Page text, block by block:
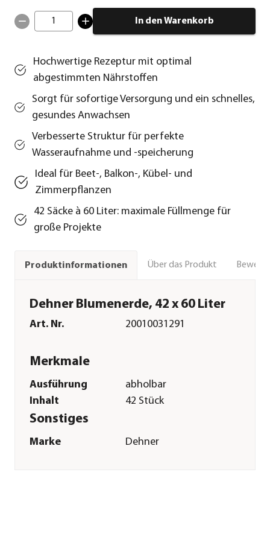
1 In den Warenkorb
Hochwertige Rezeptur mit optimal
abgestimmten Nährstoffen
Sorgt für sofortige Versorgung und ein schnelles,
gesundes Anwachsen
Verbesserte Struktur für perfekte
Wasseraufnahme und -speicherung
Ideal für Beet-, Balkon-, Kübel- und
Zimmerpflanzen
42 Säcke à 60 Liter: maximale Füllmenge für
große Projekte
Produktinformationen Über das Produkt
Dehner Blumenerde, 42 x 60 Liter
Art. Nr. 20010031291
Merkmale
Ausführung
abholbar
Inhalt
42 Stück
Sonstiges
Marke
Dehner